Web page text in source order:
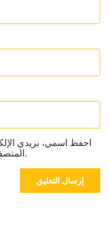
احفظ اسمي، بريدي
المتصفح لاستخدامها المرة المقبلة في تعليقي.